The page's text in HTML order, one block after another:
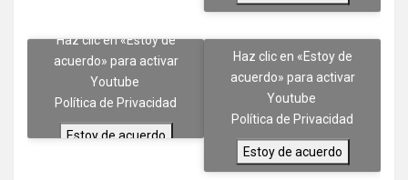
Haz clic en «Estoy de
acuerdo» para activar
Youtube
Política de Privacidad
Estoy de acuerdo
Haz clic en «Estoy de
acuerdo» para activar
Youtube
Política de Privacidad
Estoy de acuerdo